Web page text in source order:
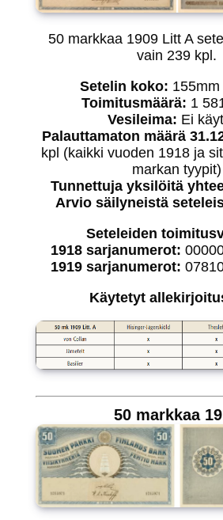
50 markkaa 1909 Litt A
vain 239 kpl.
Setelin koko:
Toimitusmäärä: 1
Vesileima: Ei
Palauttamaton määrä
kpl (kaikki vuoden 1918 ja
markan tyypit)
Tunnettuja yksilöitä
Arvio säilyneistä
Seteleiden
1918 sarjanumerot:
1919 sarjanumerot:
Käytetyt
50 markkaa